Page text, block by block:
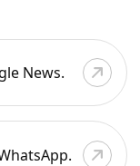
News.